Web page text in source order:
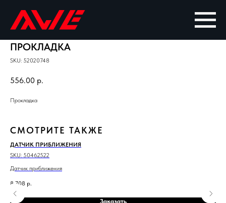
ПРОКЛАДКА
SKU: 52020748
556.00 р.
Прокладка
СМОТРИТЕ ТАКЖЕ
ДАТЧИК ПРИБЛИЖЕНИЯ
SKU: 50462522
Датчик приближения
8 708 р.
Заказать